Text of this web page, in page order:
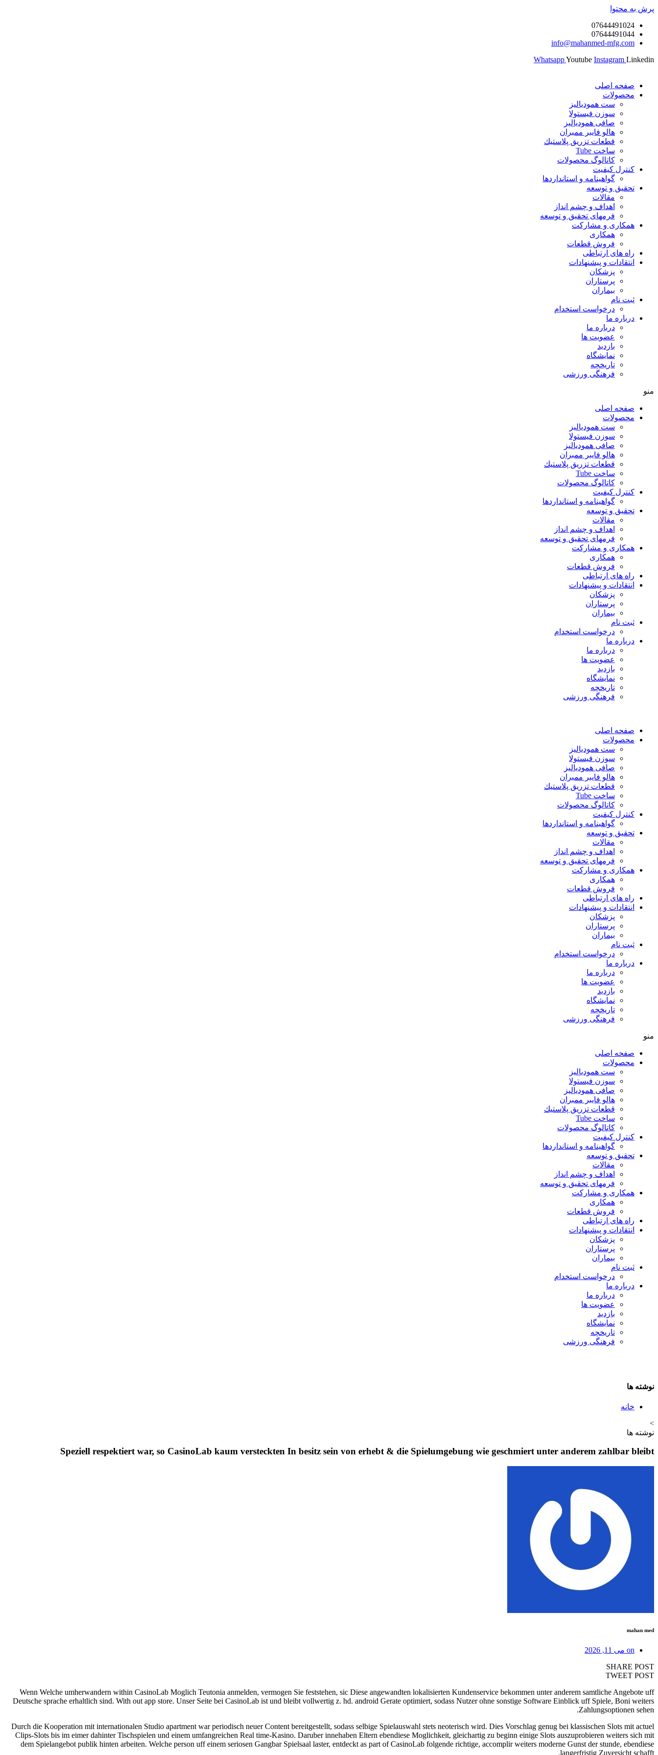
پرش به محتوا
07644491024
07644491044
info@mahanmed-mfg.com
WhatsappYoutube Instagram Linkedin
صفحه اصلی
محصولات
ست همودیالیز
سوزن فیستولا
صافی همودیالیز
هالو فایبر ممبران
قطعات تزريق پلاستيك
ساخت Tube
کاتالوگ محصولات
کنترل کیفیت
گواهينامه و استانداردها
تحقيق و توسعه
مقالات
اهداف و چشم انداز
فرمهای تحقیق و توسعه
همکاری و مشارکت
همکاری
فروش قطعات
راه های ارتباطی
انتقادات و پيشنهادات
پزشكان
پرستاران
بيماران
ثبت نام
درخواست استخدام
درباره ما
درباره ما
عضویت ها
بازدید
نمایشگاه
تاريخچه
فرهنگی ورزشی
منو
صفحه اصلی
محصولات
ست همودیالیز
سوزن فیستولا
صافی همودیالیز
هالو فایبر ممبران
قطعات تزريق پلاستيك
ساخت Tube
کاتالوگ محصولات
کنترل کیفیت
گواهينامه و استانداردها
تحقيق و توسعه
مقالات
اهداف و چشم انداز
فرمهای تحقیق و توسعه
همکاری و مشارکت
همکاری
فروش قطعات
راه های ارتباطی
انتقادات و پيشنهادات
پزشكان
پرستاران
بيماران
ثبت نام
درخواست استخدام
درباره ما
درباره ما
عضویت ها
بازدید
نمایشگاه
تاريخچه
فرهنگی ورزشی
صفحه اصلی
محصولات
ست همودیالیز
سوزن فیستولا
صافی همودیالیز
هالو فایبر ممبران
قطعات تزريق پلاستيك
ساخت Tube
کاتالوگ محصولات
کنترل کیفیت
گواهينامه و استانداردها
تحقيق و توسعه
مقالات
اهداف و چشم انداز
فرمهای تحقیق و توسعه
همکاری و مشارکت
همکاری
فروش قطعات
راه های ارتباطی
انتقادات و پيشنهادات
پزشكان
پرستاران
بيماران
ثبت نام
درخواست استخدام
درباره ما
درباره ما
عضویت ها
بازدید
نمایشگاه
تاريخچه
فرهنگی ورزشی
منو
صفحه اصلی
محصولات
ست همودیالیز
سوزن فیستولا
صافی همودیالیز
هالو فایبر ممبران
قطعات تزريق پلاستيك
ساخت Tube
کاتالوگ محصولات
کنترل کیفیت
گواهينامه و استانداردها
تحقيق و توسعه
مقالات
اهداف و چشم انداز
فرمهای تحقیق و توسعه
همکاری و مشارکت
همکاری
فروش قطعات
راه های ارتباطی
انتقادات و پيشنهادات
پزشكان
پرستاران
بيماران
ثبت نام
درخواست استخدام
درباره ما
درباره ما
عضویت ها
بازدید
نمایشگاه
تاريخچه
فرهنگی ورزشی
نوشته ها
خانه
>
نوشته ها
Speziell respektiert war, so CasinoLab kaum versteckten In besitz sein von erhebt & die Spielumgebung wie geschmiert unter anderem zahlbar bleibt
mahan med
on می 11, 2026
SHARE POST
TWEET POST
Wenn Welche umherwandern within CasinoLab Moglich Teutonia anmelden, vermogen Sie feststehen, sic Diese angewandten lokalisierten Kundenservice bekommen unter anderem samtliche Angebote uff
Deutsche sprache erhaltlich sind. With out app store. Unser Seite bei CasinoLab ist und bleibt vollwertig z. hd. android Gerate optimiert, sodass Nutzer ohne sonstige Software Einblick uff Spiele, Boni weiters
Zahlungsoptionen sehen.
Durch die Kooperation mit internationalen Studio apartment war periodisch neuer Content bereitgestellt, sodass selbige Spielauswahl stets neoterisch wird. Dies Vorschlag genug bei klassischen Slots mit actuel
Clips-Slots bis im eimer dahinter Tischspielen und einem umfangreichen Real time-Kasino. Daruber innehaben Eltern ebendiese Moglichkeit, gleichartig zu beginn einige Slots auszuprobieren weiters sich mit
dem Spielangebot publik hinten arbeiten. Welche person uff einem seriosen Gangbar Spielsaal laster, entdeckt as part of CasinoLab folgende richtige, accomplir weiters moderne Gunst der stunde, ebendiese
langerfristig Zuversicht schafft.